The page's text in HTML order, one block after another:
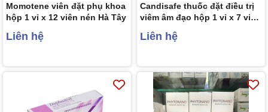
Momotene viên đặt phụ khoa
hộp 1 vỉ x 12 viên nén Hà Tây
Liên hệ
Candisafe thuốc đặt điều trị
viêm âm đạo hộp 1 vỉ x 7 viên
Liên hệ